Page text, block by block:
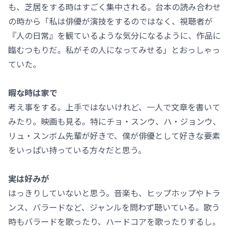
も、芝居をする時はすごく集中される。台本の読み合わせ
の時から「私は俳優が演技をするのではなく、視聴者が
『人の日常』を観ているような気分になるように、作品に
臨むつもりだ。私がその人になってみせる」とおっしゃっ
ていた。
暇な時は家で
考え事をする。上手ではないけれど、一人で文章を書いて
みたり。映画も見る。特にチョ・スンウ、ハ・ジョンウ、
リュ・スンボム先輩が好きで、僕が俳優として好きな要素
をいっぱい持っている方々だと思う。
実は好みが
はっきりしていないと思う。音楽も、ヒップホップやトラ
ンス、バラードなど、ジャンルを問わず聴いている。歌う
時もバラードを歌ったり、ハードコアを歌ったりするし。